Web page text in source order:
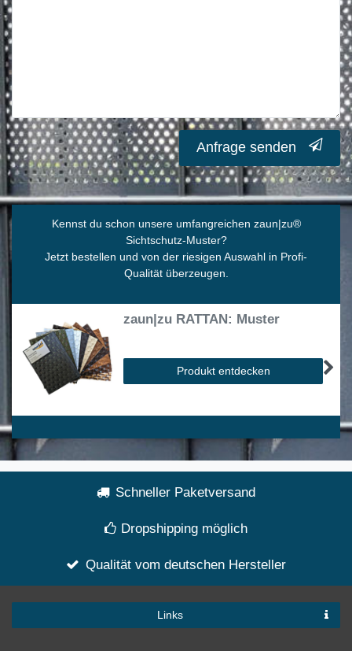
Anfrage senden
Kennst du schon unsere umfangreichen zaun|zu®
Sichtschutz-Muster?
Jetzt bestellen und von der riesigen Auswahl in Profi-
Qualität überzeugen.
zaun|zu RATTAN: Muster
Produkt entdecken
Schneller Paketversand
Dropshipping möglich
Qualität vom deutschen Hersteller
Links